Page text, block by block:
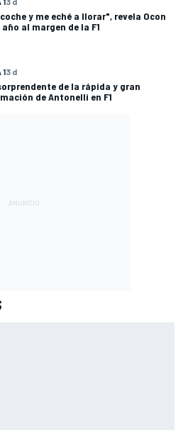
y me eché a llorar", revela Ocon
al margen de la F1
13 d
de la rápida y gran
de Antonelli en F1